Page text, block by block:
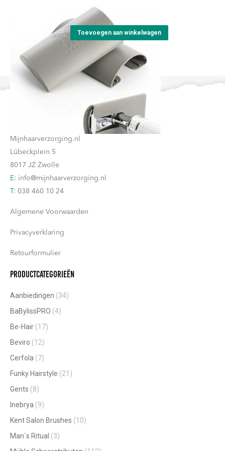
Toevoegen aan winkelwagen
Mijnhaarverzorging.nl
Lübeckplein 5
8017 JZ Zwolle
E: info@mijnhaarverzorging.nl
T: 038 460 10 24
Algemene Voorwaarden
Privacyverklaring
Retourformulier
Productcategorieën
Aanbiedingen (34)
BaBylissPRO (4)
Be-Hair (17)
Beviro (12)
Cerfola (7)
Funky Hairstyle (21)
Gents (8)
Inebrya (9)
Kent Salon Brushes (10)
Man`s Ritual (3)